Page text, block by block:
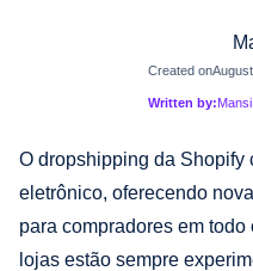
Created on
Written by:
O dropshipping da Shopify
eletrônico, oferecendo
para compradores em
lojas estão sempre